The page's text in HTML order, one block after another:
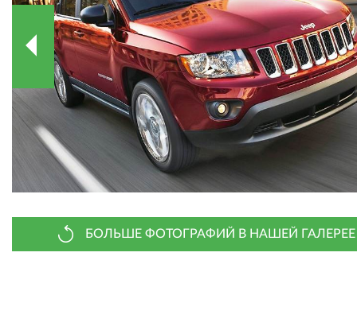
БОЛЬШЕ ФОТОГРАФИЙ В НАШЕЙ ГАЛЕРЕЕ